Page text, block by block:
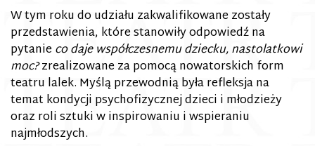
W tym roku do udziału zakwalifikowane zostały
przedstawienia, które stanowiły odpowiedź na
pytanie co daje współczesnemu dziecku, nastolatkowi
moc?zrealizowane za pomocą nowatorskich form
teatru lalek. Myślą przewodnią była refleksja na
temat kondycji psychofizycznej dzieci i młodzieży
oraz roli sztuki w inspirowaniu i wspieraniu
najmłodszych.